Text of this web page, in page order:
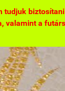
tudjuk
valamint a